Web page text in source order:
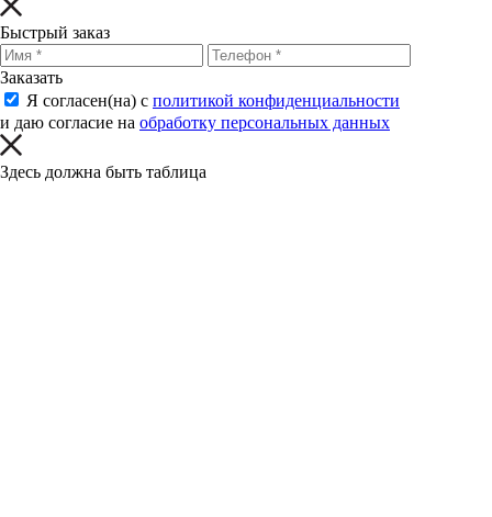
Быстрый заказ
Заказать
Я согласен(на) с политикой конфиденциальности
и даю согласие на обработку персональных данных
Здесь должна быть таблица